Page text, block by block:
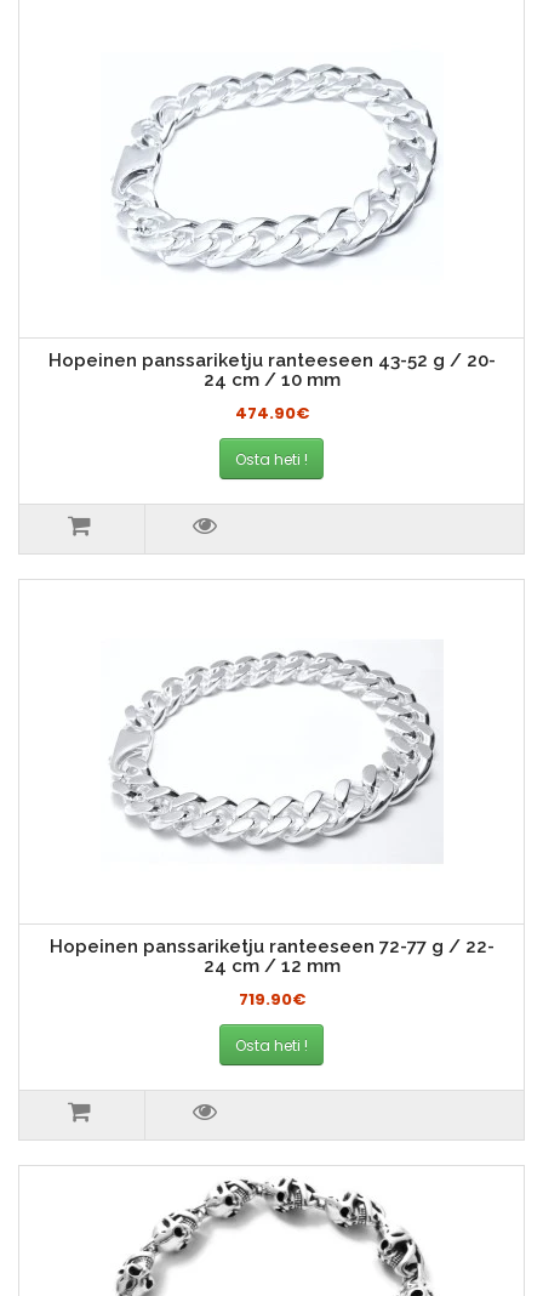
Hopeinen panssariketju ranteeseen 43-52 g / 20-
24 cm / 10 mm
474.90€
Osta heti !
Hopeinen panssariketju ranteeseen 72-77 g / 22-
24 cm / 12 mm
719.90€
Osta heti !